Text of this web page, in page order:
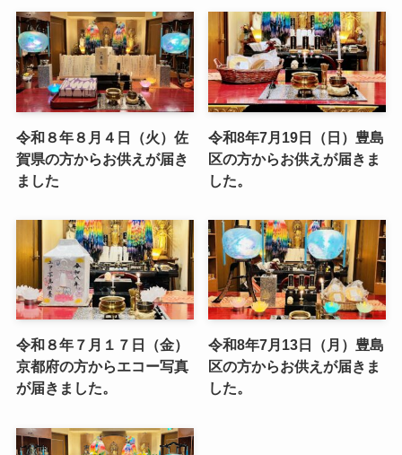
令和８年８月４日（火）佐
賀県の方からお供えが届き
ました
令和8年7月19日（日）豊島
区の方からお供えが届きま
した。
令和８年７月１７日（金）
京都府の方からエコー写真
が届きました。
令和8年7月13日（月）豊島
区の方からお供えが届きま
した。